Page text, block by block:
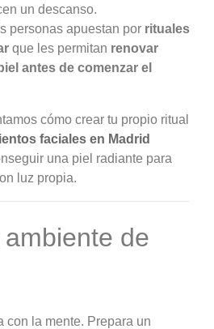
un descanso.
personas apuestan por rituales
que les permitan renovar
antes de comenzar el
cómo crear tu propio ritual
faciales en Madrid
una piel radiante para
luz propia.
de
con la mente. Prepara un